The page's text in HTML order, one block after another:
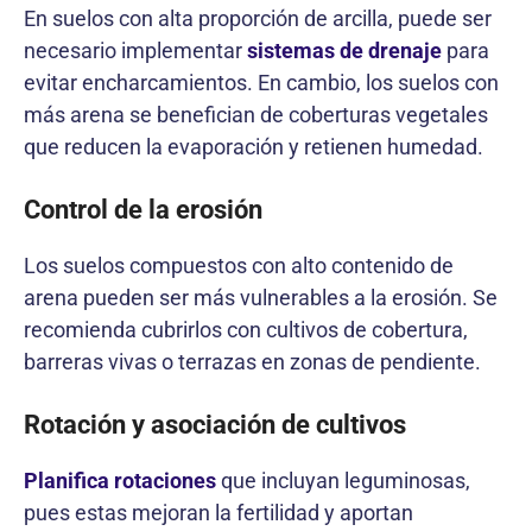
En suelos con alta proporción de arcilla, puede ser
necesario implementarsistemas de drenaje para
evitar encharcamientos. En cambio, los suelos con
más arena se benefician de coberturas vegetales
que reducen la evaporación y retienen humedad.
Control de la erosión
Los suelos compuestos con alto contenido de
arena pueden ser más vulnerables a la erosión. Se
recomienda cubrirlos con cultivos de cobertura,
barreras vivas o terrazas en zonas de pendiente.
Rotación y asociación de cultivos
Planifica rotacionesque incluyan leguminosas,
pues estas mejoran la fertilidad y aportan